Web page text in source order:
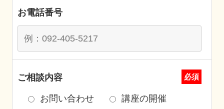
お電話番号
ご相談内容 必須
お問い合わせ
講座の開催